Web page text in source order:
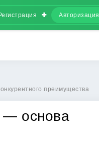
Авторизация
преимущества
— основа